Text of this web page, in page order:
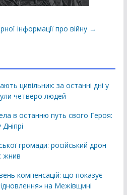
інформації про війну →
цивільних: за останні дні у
четверо людей
в останню путь свого Героя:
громади: російський дрон
жнив
компенсацій: що показує
на Межівщині